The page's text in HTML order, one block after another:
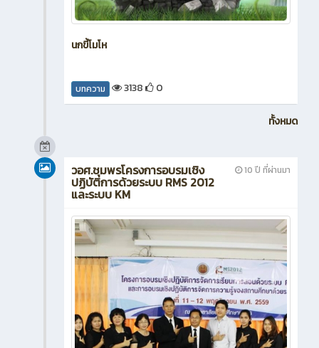
นกขี้โมโห
บทความ 3138 0
ทั้งหมด
10 ปี ที่ผ่านมา
วอศ.ชุมพรโครงการอบรมเชิง
ปฏิบัติการด้วยระบบ RMS 2012
และระบบ KM